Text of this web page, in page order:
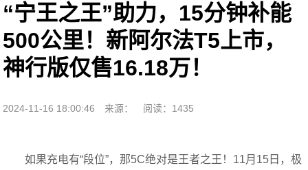
“宁王之王”助力，15分钟补能
500公里！新阿尔法T5上市，
神行版仅售16.18万！
2024-11-16 18:00:46 来源： 阅读：1435
如果充电有“段位”，那5C绝对是王者之王！11月15日，极